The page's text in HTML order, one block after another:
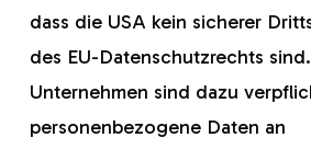
dass die USA kein sicherer
des EU-Datenschutzrechts
Unternehmen sind dazu
personenbezogene Daten an